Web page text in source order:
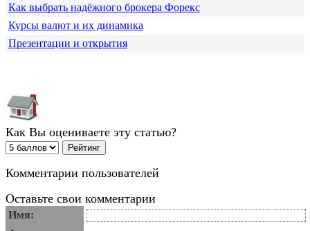
Как выбрать надёжного брокера Форекс
Курсы валют и их динамика
Презентации и открытия
Как Вы оцениваете эту статью?
Комментарии пользователей
Оставьте свои комментарии
Имя: